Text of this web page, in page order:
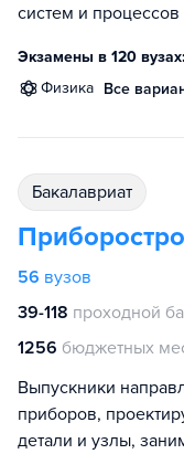
систем и
Экзамены в 120 вузах:
физика Все
бакалавриат
56 вузов
39-118 проходной
1256 бюджетных
Выпускники
приборов,
детали и узлы,